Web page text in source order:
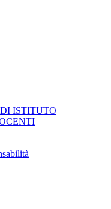
ISTITUTO